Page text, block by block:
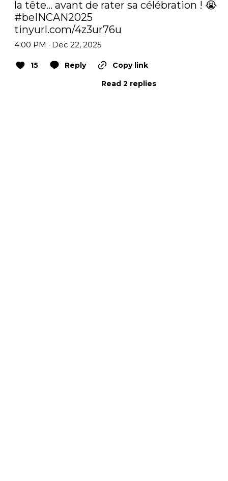
#beINCAN2025
tinyurl.com/4z3ur76u
4:00 PM · Dec 22, 2025
15 Reply
Copy link
Read 2 replies